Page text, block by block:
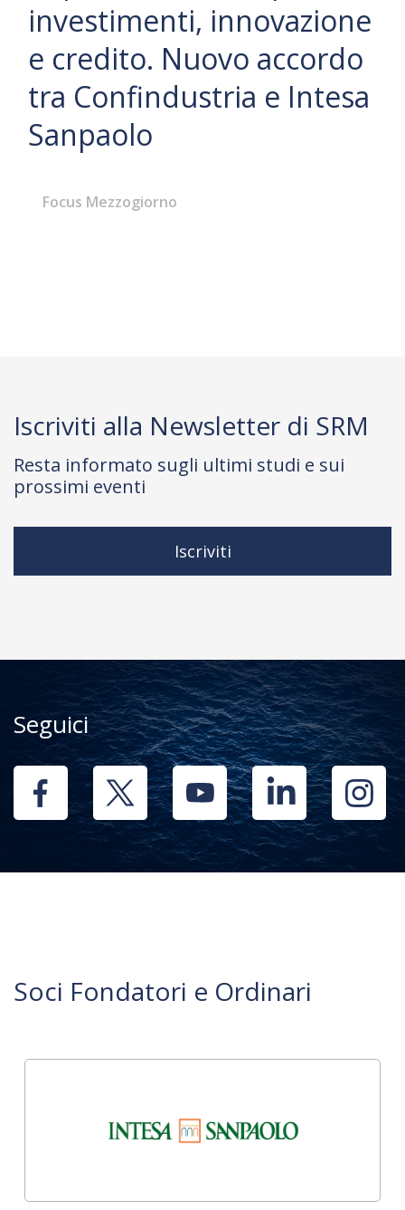
investimenti, innovazione
e credito. Nuovo accordo
tra Confindustria e Intesa
Sanpaolo
Focus Mezzogiorno
Iscriviti alla Newsletter di SRM
Resta informato sugli ultimi studi e sui
prossimi eventi
Iscriviti
Seguici
Soci Fondatori e Ordinari